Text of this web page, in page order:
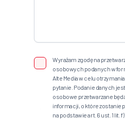
Wyrażam zgodę na
osobowych podanych w
Alte Media w celu
pytanie. Podanie danych
osobowe przetwarzane
informacji, o które zostanie
na podstawie art. 6 ust. 1 lit.